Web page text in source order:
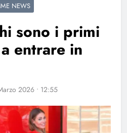
NEWS
sono i primi
entrare in
2026 • 12:55